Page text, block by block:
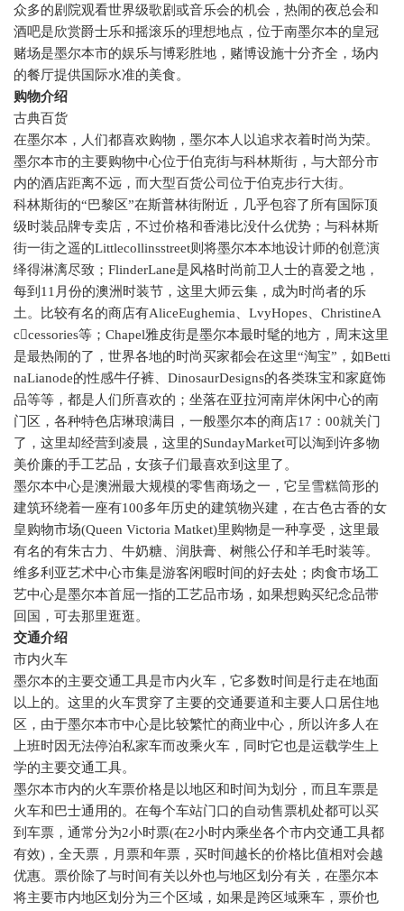
众多的剧院观看世界级歌剧或音乐会的机会，热闹的夜总会和
酒吧是欣赏爵士乐和摇滚乐的理想地点，位于南墨尔本的皇冠
赌场是墨尔本市的娱乐与博彩胜地，赌博设施十分齐全，场内
的餐厅提供国际水准的美食。
购物介绍
古典百货
在墨尔本，人们都喜欢购物，墨尔本人以追求衣着时尚为荣。
墨尔本市的主要购物中心位于伯克街与科林斯街，与大部分市
内的酒店距离不远，而大型百货公司位于伯克步行大街。
科林斯街的“巴黎区”在斯普林街附近，几乎包容了所有国际顶
级时装品牌专卖店，不过价格和香港比没什么优势；与科林斯
街一街之遥的Littlecollinsstreet则将墨尔本本地设计师的创意演
绎得淋漓尽致； FlinderLane是风格时尚前卫人士的喜爱之地，
每到 11月份的澳洲时装节，这里大师云集，成为时尚者的乐
土。比较有名的商店有AliceEughemia、 LvyHopes、 ChristineA
ccessories等； Chapel雅皮街是墨尔本最时髦的地方，周末这里
是最热闹的了，世界各地的时尚买家都会在这里“淘宝”，如Betti
naLianode的性感牛仔裤、 DinosaurDesigns的各类珠宝和家庭饰
品等等，都是人们所喜欢的；坐落在亚拉河南岸休闲中心的南
门区，各种特色店琳琅满目，一般墨尔本的商店17 ： 00就关门
了，这里却经营到凌晨，这里的SundayMarket可以淘到许多物
美价廉的手工艺品，女孩子们最喜欢到这里了。
墨尔本中心是澳洲最大规模的零售商场之一，它呈雪糕筒形的
建筑环绕着一座有100多年历史的建筑物兴建，在古色古香的女
皇购物市场(Queen Victoria Matket)里购物是一种享受，这里最
有名的有朱古力、牛奶糖、润肤膏、树熊公仔和羊毛时装等。
维多利亚艺术中心市集是游客闲暇时间的好去处；肉食市场工
艺中心是墨尔本首屈一指的工艺品市场，如果想购买纪念品带
回国，可去那里逛逛。
交通介绍
市内火车
墨尔本的主要交通工具是市内火车，它多数时间是行走在地面
以上的。这里的火车贯穿了主要的交通要道和主要人口居住地
区，由于墨尔本市中心是比较繁忙的商业中心，所以许多人在
上班时因无法停泊私家车而改乘火车，同时它也是运载学生上
学的主要交通工具。
墨尔本市内的火车票价格是以地区和时间为划分，而且车票是
火车和巴士通用的。在每个车站门口的自动售票机处都可以买
到车票，通常分为2小时票(在2小时内乘坐各个市内交通工具都
有效) ，全天票，月票和年票，买时间越长的价格比值相对会越
优惠。票价除了与时间有关以外也与地区划分有关，在墨尔本
将主要市内地区划分为三个区域，如果是跨区域乘车，票价也